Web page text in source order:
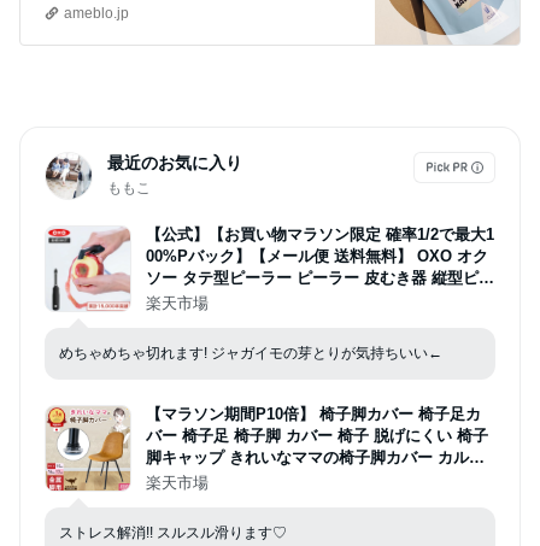
ameblo.jp
最近のお気に入り
ももこ
【公式】【お買い物マラソン限定 確率1/2で最大1
00%Pバック】【メール便 送料無料】 OXO オク
ソー タテ型ピーラー ピーラー 皮むき器 縦型ピー
ラー ユニバーサルデザイン 握りやすい 左利き対
楽天市場
めちゃめちゃ切れます! ジャガイモの芽とりが気持ちいい←
【マラソン期間P10倍】 椅子脚カバー 椅子足カ
バー 椅子足 椅子脚 カバー 椅子 脱げにくい 椅子
脚キャップ きれいなママの椅子脚カバー カルガ
ルー カンガルー 金属脚用 脚 イス 脚カバー 足カ
イプ 傷防止 細い 8個 14～21mm
楽天市場
ストレス解消!! スルスル滑ります♡